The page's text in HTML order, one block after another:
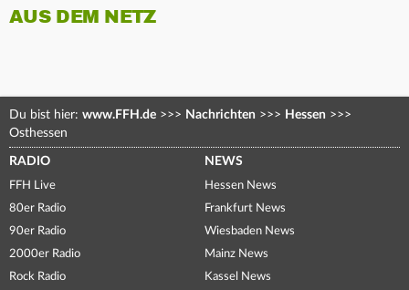
AUS DEM NETZ
Du bist hier: www.FFH.de >>> Nachrichten >>> Hessen >>>
Osthessen
RADIO
FFH Live
80er Radio
90er Radio
2000er Radio
Rock Radio
NEWS
Hessen News
Frankfurt News
Wiesbaden News
Mainz News
Kassel News